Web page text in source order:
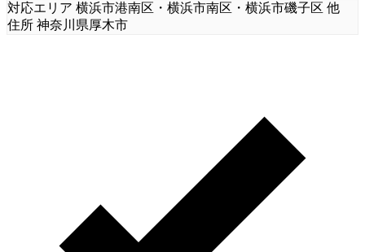
対応エリア 横浜市港南区・横浜市南区・横浜市磯子区 他
住所 神奈川県厚木市